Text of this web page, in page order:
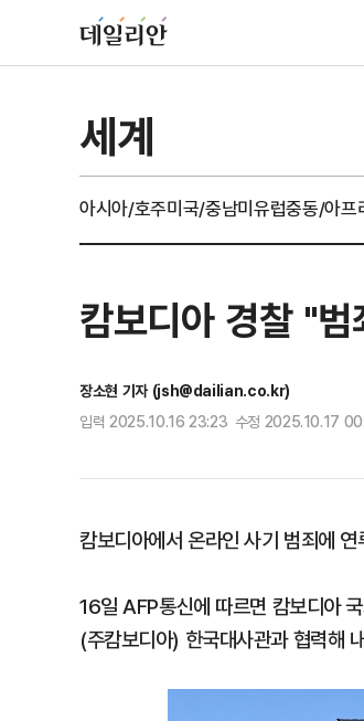
세계
아시아/호주미국/중남미유럽중동/아프
캄보디아 경찰 "
장소현 기자 (jsh@dailian.co.kr)
입력 2025.10.16 23:23 수정 2025.10.17
캄보디아에서 온라인 사기 범죄에
16일 AFP통신에 따르면 캄보디아
(주캄보디아) 한국대사관과 협력해